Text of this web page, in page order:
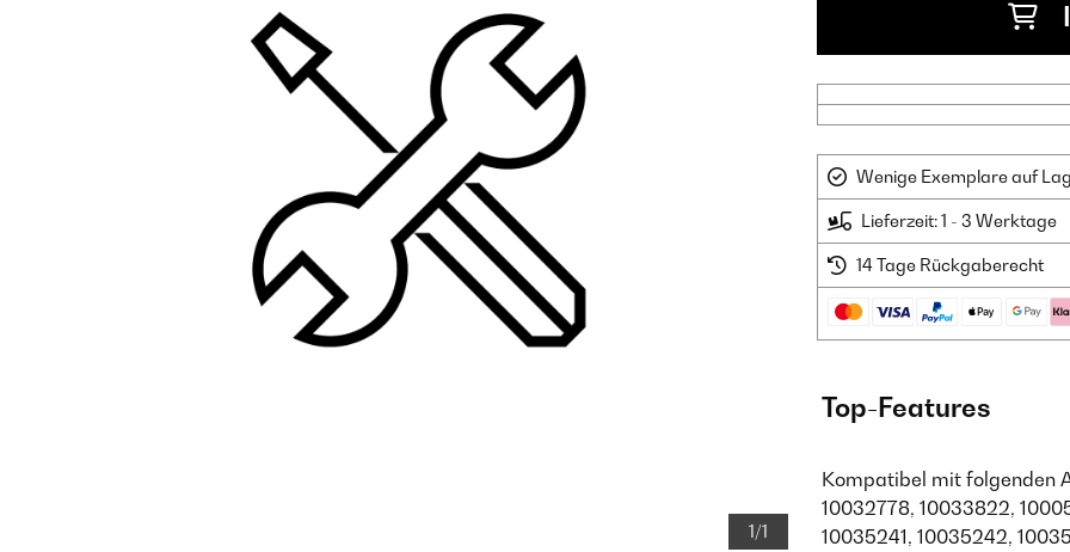
1/1
Wenige Exemplare auf
Lieferzeit: 1 - 3 Werktage
14 Tage Rückgaberecht
Top-Features
Kompatibel mit folgenden
10032778, 10033822,
10035241, 10035242,